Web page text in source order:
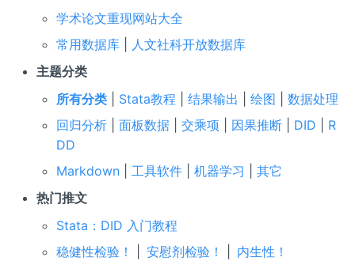
学术论文重现网站大全
常用数据库
人文社科开放数据库
主题分类
所有分类
Stata教程 |结果输出 |绘图 |数据处理
回归分析 |面板数据 |交乘项 因果推断 DID
R
DD
Markdown
工具软件 |机器学习 |其它
热门推文
Stata：DID 入门教程
稳健性检验！
|安慰剂检验！
内生性！